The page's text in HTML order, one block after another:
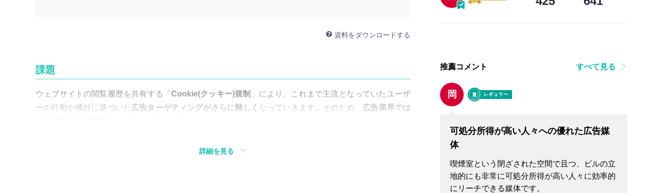
資料をダウンロードする
課題
ウェブサイトの閲覧履歴を共有する「Cookie(クッキー)規制 」により、これまで主流となっていたユーザ
ーの行動や嗜好に基づいた 広告ターゲティングがさらに難しく なっていきます。そのため、
広告業界では
また、消費者の生活スタイルの多様化に伴い、商品・サービスのターゲット層にしっかりと届け、
詳細を見る
推薦コメント すべて見る
岡 レギュラー
可処分所得が高い人々への優れた広告媒
体
喫煙室という閉ざされた空間で且つ、ビルの立
地的にも非常に可処分所得が高い人々に効率的
にリーチできる媒体です。